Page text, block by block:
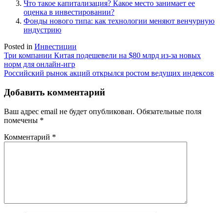
Что такое капитализация? Какое место занимает ее
оценка в инвестировании?
Фонды нового типа: как технологии меняют венчурную
индустрию
Posted in Инвестиции
Навигация
по
Три компании Китая подешевели на $80 млрд из-за новых
норм для онлайн-игр
Российский рынок акций открылся ростом ведущих индексов
Добавить комментарий
Ваш адрес email не будет опубликован. Обязательные поля
помечены *
Комментарий *